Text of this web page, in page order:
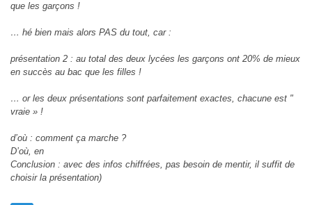
que les garçons !
… hé bien mais alors PAS du tout, car :
présentation 2 : au total des deux lycées les garçons ont 20% de mieux
en succès au bac que les filles !
… or les deux présentations sont parfaitement exactes, chacune est "
vraie » !
d’où : comment ça marche ?
D’où, en
Conclusion : avec des infos chiffrées, pas besoin de mentir, il suffit de
choisir la présentation)